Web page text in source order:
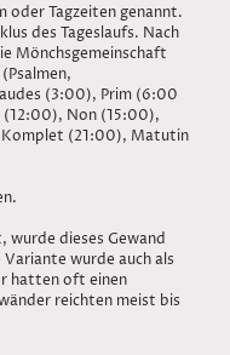
oder Tagzeiten genannt.
des Tageslaufs. Nach
Mönchsgemeinschaft
(3:00), Prim (6:00
(12:00), Non (15:00),
Komplet (21:00), Matutin
wurde dieses Gewand
wurde auch als
hatten oft einen
reichten meist bis